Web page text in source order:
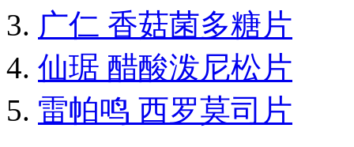
广仁 香菇菌多糖片
仙琚 醋酸泼尼松片
雷帕鸣 西罗莫司片